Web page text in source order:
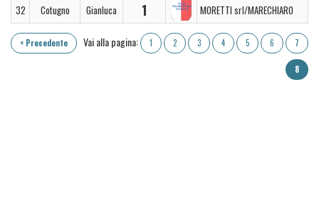
32
Cotugno Gianluca 1 MORETTI srl/MARECHIARO
Vai alla pagina:
< Precedente 1 2 3 4 5 6 7
8